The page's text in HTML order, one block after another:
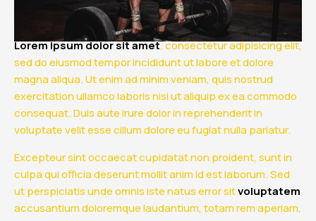
Lorem ipsum dolor sit amet, consectetur adipisicing elit,
sed do eiusmod tempor incididunt ut labore et dolore
magna aliqua. Ut enim ad minim veniam, quis nostrud
exercitation ullamco laboris nisi ut aliquip ex ea commodo
consequat.Duis aute irure dolor in reprehenderit in
voluptate velit esse cillum dolore eu fugiat nulla pariatur.
Excepteur sint occaecat cupidatat non proident, sunt in
culpa qui officia deserunt mollit anim id est laborum. Sed
ut perspiciatis unde omnis iste natus error sitvoluptatem
accusantium doloremque laudantium, totam rem aperiam,